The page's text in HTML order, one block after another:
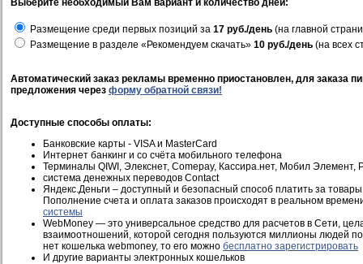
Выберите необходимый Вам вариант и количество дней:
Размещение среди первых позиций за 17 руб./день (на главной
Размещение в разделе «Рекомендуем скачать» 10 руб./день (на всех
Автоматический заказ рекламы временно приостановлен, для заказа
предложения через форму обратной связи!
Доступные способы оплаты:
Банковские карты - VISA и MasterCard
Интернет банкинг и со счёта мобильного телефона
Терминалы QIWI, Элекснет, Comepay, Кассира.нет, Мобил Элемент,
система денежных переводов Contact
Яндекс.Деньги – доступный и безопасный способ платить за товары
Пополнение счета и оплата заказов происходят в реальном
системы
WebMoney — это универсальное средство для расчетов в Сети,
взаимоотношений, которой сегодня пользуются миллионы людей
нет кошелька webmoney, то его можно бесплатно зарегистрировать
И другие варианты электронных кошельков